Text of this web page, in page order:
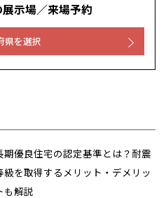
示場／来場予約
県を選択
期優良住宅の認定基準とは？耐震
級を取得するメリット・デメリッ
も解説